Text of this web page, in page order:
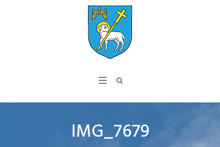
IMG_7679